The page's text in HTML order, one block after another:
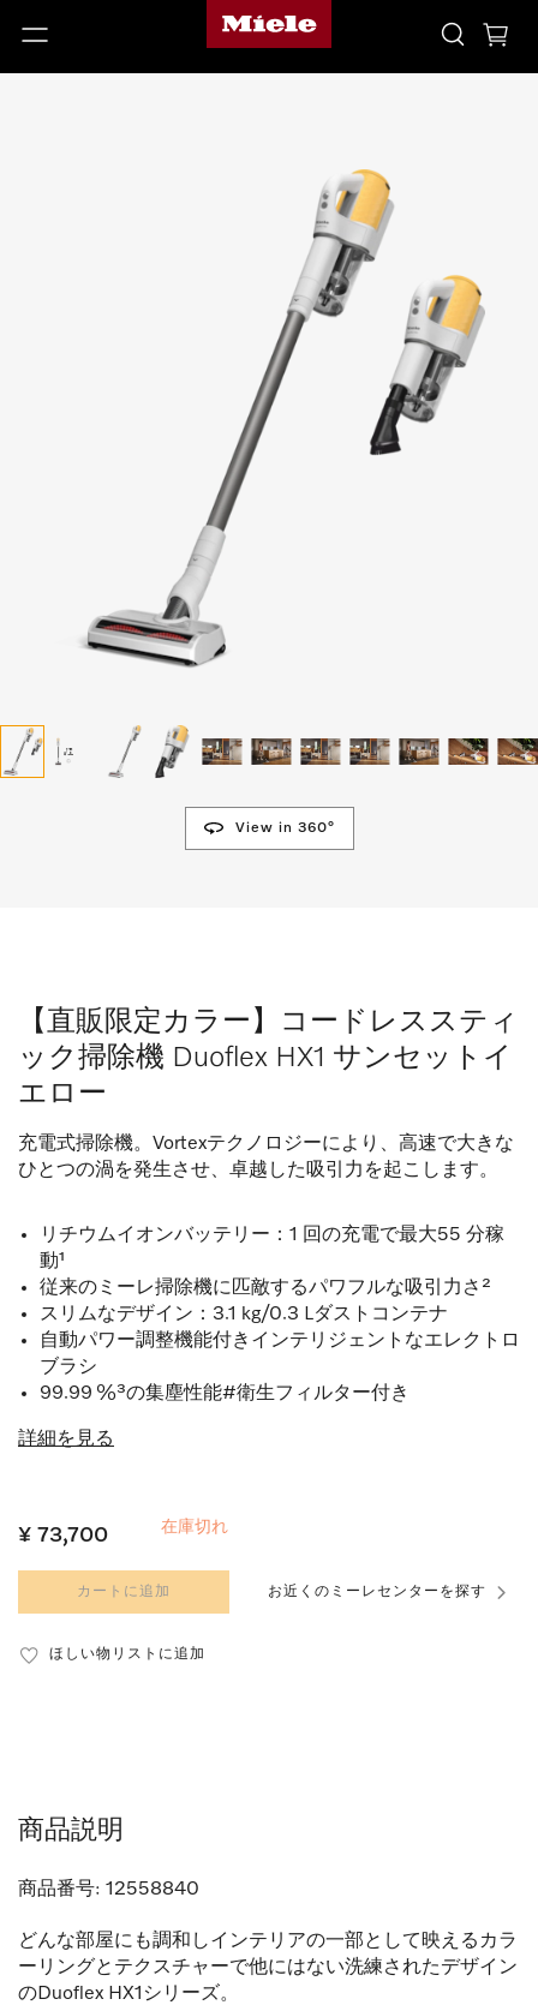
View in 360°
【直販限定カラー】コードレススティ
ック掃除機 Duoflex HX1 サンセットイ
エロー
充電式掃除機。Vortexテクノロジーにより、高速で大きな
ひとつの渦を発生させ、卓越した吸引力を起こします。
リチウムイオンバッテリー：1 回の充電で最大55 分稼
動¹
従来のミーレ掃除機に匹敵するパワフルな吸引力さ²
スリムなデザイン：3.1 kg/0.3 Lダストコンテナ
自動パワー調整機能付きインテリジェントなエレクトロ
ブラシ
99.99 %³の集塵性能#衛生フィルター付き
詳細を見る
¥ 73,700 在庫切れ
カートに追加 お近くのミーレセンターを探す
ほしい物リストに追加
商品説明
商品番号: 12558840
どんな部屋にも調和しインテリアの一部として映えるカラ
ーリングとテクスチャーで他にはない洗練されたデザイン
のDuoflex HX1シリーズ。